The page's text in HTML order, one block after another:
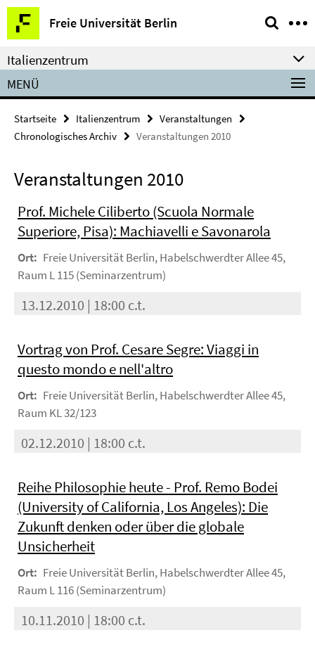
Springe
direkt
zu
Inhalt
Freie Universität Berlin
Service-
Navigation
Italienzentrum
MENÜ
Startseite Italienzentrum
Veranstaltungen
Chronologisches Archiv
Veranstaltungen 2010
Veranstaltungen 2010
Prof. Michele Ciliberto (Scuola Normale
Superiore, Pisa): Machiavelli e Savonarola
Ort: Freie Universität Berlin, Habelschwerdter Allee 45,
Raum L 115 (Seminarzentrum)
13.12.2010 | 18:00 c.t.
Vortrag von Prof. Cesare Segre: Viaggi in
questo mondo e nell'altro
Ort: Freie Universität Berlin, Habelschwerdter Allee 45,
Raum KL 32/123
02.12.2010 | 18:00 c.t.
Reihe Philosophie heute - Prof. Remo Bodei
(University of California, Los Angeles): Die
Zukunft denken oder über die globale
Unsicherheit
Ort: Freie Universität Berlin, Habelschwerdter Allee 45,
Raum L 116 (Seminarzentrum)
10.11.2010 | 18:00 c.t.